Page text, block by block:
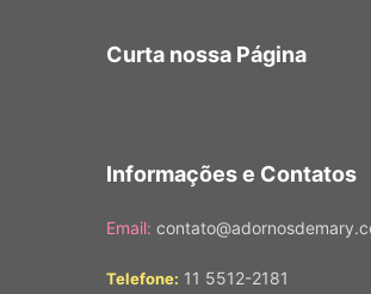
Curta nossa Página
Informações e Contatos
Email:
Telefone: 11 5512-2181